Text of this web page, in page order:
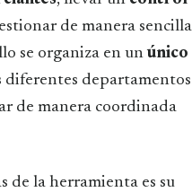
de manera sencilla
se organiza en unúnico
diferentes departamentos
de manera coordinada
de la herramienta es su